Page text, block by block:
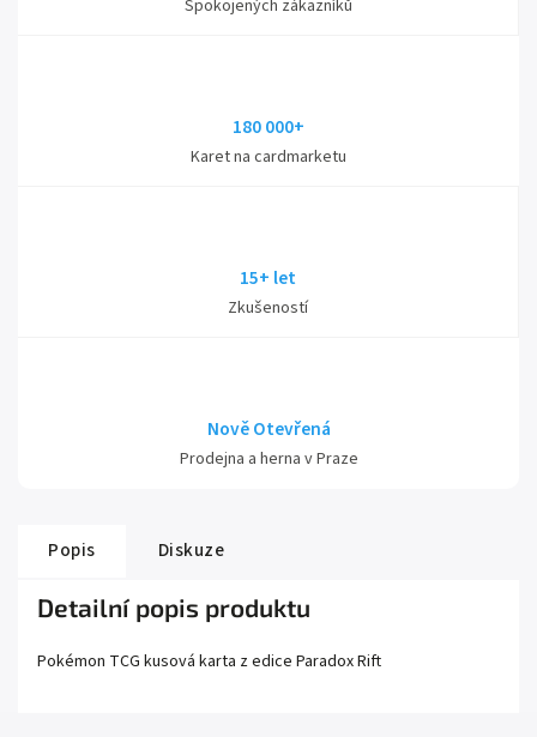
Spokojených zákazníků
180 000+
Karet na cardmarketu
15+ let
Zkušeností
Nově Otevřená
Prodejna a herna v Praze
Popis Diskuze
Detailní popis produktu
Pokémon TCG kusová karta z edice Paradox Rift